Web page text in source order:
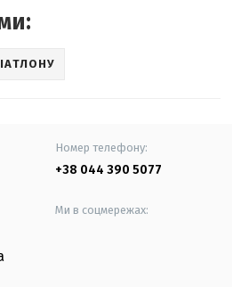
Номер телефону:
+38 044 390 5077
Ми в соцмережах: